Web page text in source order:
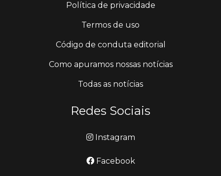
Política de privacidade
Termos de uso
Código de conduta editorial
Como apuramos nossas notícias
Todas as notícias
Redes Sociais
Instagram
Facebook